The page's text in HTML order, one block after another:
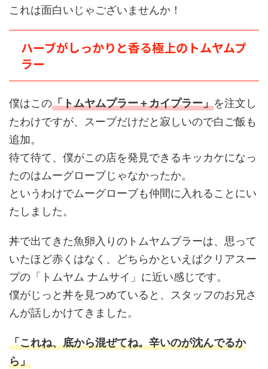
これは面白いじゃございませんか！
ハーブがしっかりと香る極上のトムヤムプ
ラー
僕はこの「トムヤムプラー＋カイプラー」を注文し
たわけですが、スープだけだと寂しいので白ご飯も
追加。
待て待て、僕がこの店を発見できるキッカケになっ
たのはムーグローブじゃなかったか。
というわけでムーグローブも仲間に入れることにい
たしました。
丼で出てきた魚卵入りのトムヤムプラーは、思って
いたほど赤くはなく、どちらかといえばクリアスー
プの「トムヤム ナムサイ」に近い感じです。
僕がじっと丼を見つめていると、スタッフのお兄さ
んが話しかけてきました。
「これね、底から混ぜてね。辛いのが沈んでるか
ら」